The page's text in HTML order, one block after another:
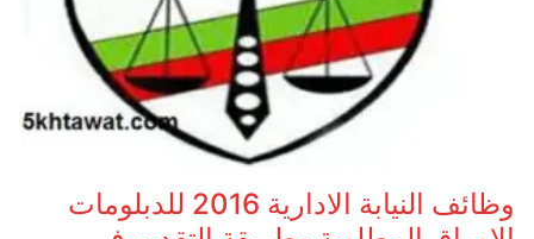
وظائف النيابة الادارية 2016 للدبلومات